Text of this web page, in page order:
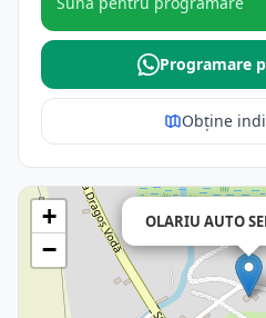
Programare
Obține
OLARIU AUTO
+
−